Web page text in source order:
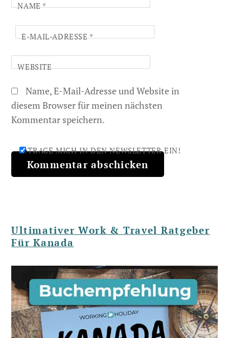
NAME*
E-MAIL-ADRESSE*
WEBSITE
Name, E-Mail-Adresse und Website in
diesem Browser für meinen nächsten
Kommentar speichern.
TRAGE MICH IN DEN NEWSLETTER EIN!
Ultimativer Work & Travel Ratgeber
Für Kanada